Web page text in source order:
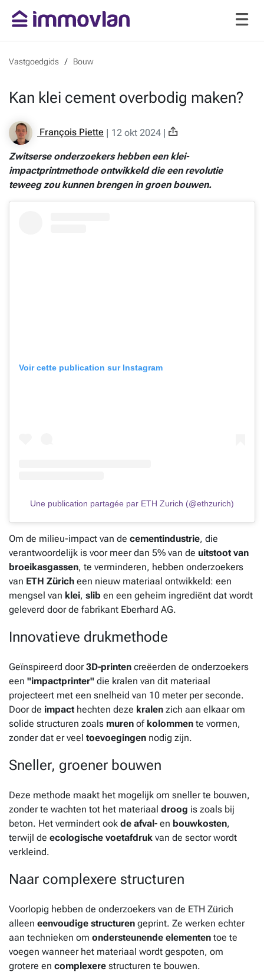
Vastgoedgids Bouw
Kan klei cement overbodig maken?
François Piette | 12 okt 2024 |
Zwitserse onderzoekers hebben een klei-
impactprintmethode ontwikkeld die een revolutie
teweeg zou kunnen brengen in groen bouwen.
Voir cette publication sur Instagram
Une publication partagée par ETH Zurich (@ethzurich)
Om de milieu-impact van de cementindustrie, die
verantwoordelijk is voor meer dan 5% van de uitstoot van
broeikasgassen, te verminderen, hebben onderzoekers
van ETH Zürich een nieuw materiaal ontwikkeld: een
mengsel van klei, slib en een geheim ingrediënt dat wordt
geleverd door de fabrikant Eberhard AG.
Innovatieve drukmethode
Geïnspireerd door3D-printen creëerden de onderzoekers
een "impactprinter" die kralen van dit materiaal
projecteert met een snelheid van 10 meter per seconde.
Door de impact hechten deze kralen zich aan elkaar om
solide structuren zoals muren of kolommen te vormen,
zonder dat er veel toevoegingen nodig zijn.
Sneller, groener bouwen
Deze methode maakt het mogelijk om sneller te bouwen,
zonder te wachten tot het materiaal droog is zoals bij
beton. Het vermindert ook de afval- en bouwkosten,
terwijl de ecologische voetafdruk van de sector wordt
verkleind.
Naar complexere structuren
Voorlopig hebben de onderzoekers van de ETH Zürich
alleen eenvoudige structuren geprint. Ze werken echter
aan technieken om ondersteunende elementen toe te
voegen wanneer het materiaal wordt gespoten, om
grotere en complexere structuren te bouwen.